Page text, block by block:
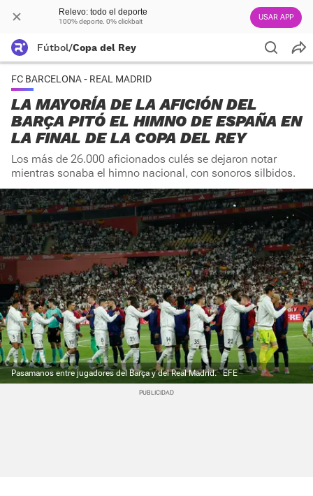
Relevo: todo el deporte
100% deporte. 0% clickbait USAR APP
Fútbol/Copa del Rey
FC BARCELONA - REAL MADRID
LA MAYORÍA DE LA AFICIÓN DEL
BARÇA PITÓ EL HIMNO DE ESPAÑA EN
LA FINAL DE LA COPA DEL REY
Los más de 26.000 aficionados culés se dejaron notar
mientras sonaba el himno nacional, con sonoros silbidos.
Pasamanos entre jugadores del Barça y del Real Madrid. EFE